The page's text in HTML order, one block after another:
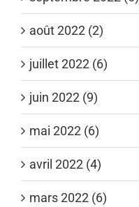
août 2022 (2)
juillet 2022 (6)
juin 2022 (9)
mai 2022 (6)
avril 2022 (4)
mars 2022 (6)